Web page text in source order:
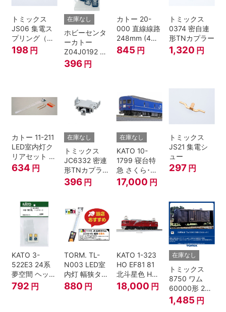
トミックス
JS06 集電ス
プリング（Ｌ
=7.5mm・4個
入） 鉄道模型
198 円
在庫なし
ホビーセンタ
ーカトー
Z04J0192 ク
モハ115 横須
賀色 ジャンパ
396 円
カトー 20-
000 直線線路
248mm (4本
入) Nゲージ
845 円
トミックス
0374 密自連
形TNカプラー
1,320 円
カトー 11-211
LED室内灯ク
リアセット N
ゲージ
634 円
在庫なし
トミックス
JC6332 密連
形TNカプラー
(SPグレー電
連付・211系)
396 円
在庫なし
KATO 10-
1799 寝台特
急 さくら･は
やぶさ/富士
24系 9両セッ
17,000 円
トミックス
JS21 集電シ
ュー
297 円
KATO 3-
522E3 24系
夢空間 ヘッド
マーク 4種各1
792 円
TORM. TL-
N003 LED室
内灯 幅狭タイ
プ・電球色 1
本 鉄道模型
880 円
KATO 1-323
HO EF81 81
北斗星色 HO
ゲージ
18,000 円
在庫なし
トミックス
8750 ワム
60000形 2両
セット Nゲー
ジ
1,485 円